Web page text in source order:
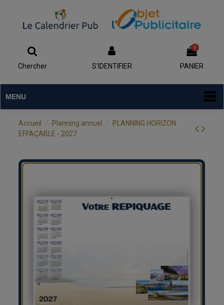
Chercher S'IDENTIFIER
0
PANIER
MENU
Accueil Planning annuel
PLANNING HORIZON
EFFAÇABLE - 2027